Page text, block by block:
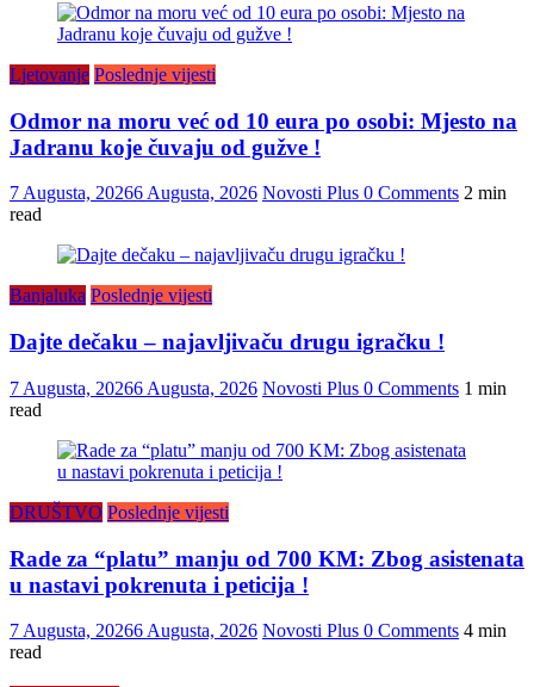
Ljetovanje Poslednje vijesti
Odmor na moru već od 10 eura po osobi: Mjesto na
Jadranu koje čuvaju od gužve !
7 Augusta, 20266 Augusta, 2026 Novosti Plus 0 Comments 2 min
read
Banjaluka Poslednje vijesti
Dajte dečaku – najavljivaču drugu igračku !
7 Augusta, 20266 Augusta, 2026 Novosti Plus 0 Comments 1 min
read
DRUŠTVO Poslednje vijesti
Rade za “platu” manju od 700 KM: Zbog asistenata
u nastavi pokrenuta i peticija !
7 Augusta, 20266 Augusta, 2026 Novosti Plus 0 Comments 4 min
read